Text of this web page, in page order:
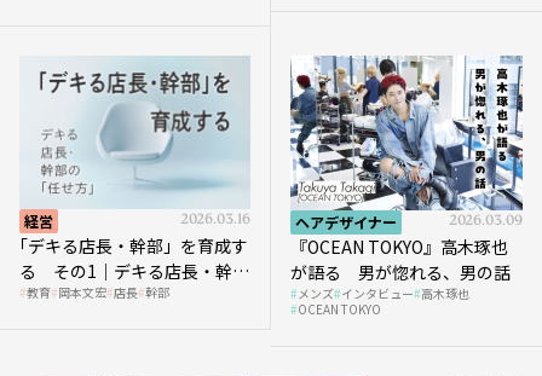
経営 2026.03.16
｢デキる店長・幹部」を育成す
る その1｜デキる店長・幹部
の「任せ方」
教育 岡本文宏 店長 幹部
ヘアデザイナー 2026.03.09
『OCEAN TOKYO』高木琢也
が語る 男が惚れる、男の話
メンズ インタビュー 高木琢也
OCEAN TOKYO